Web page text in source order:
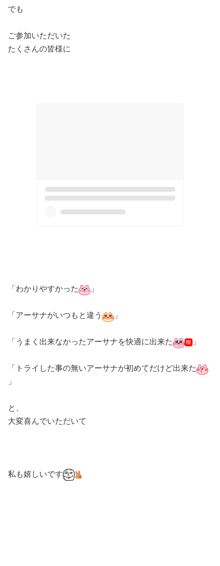
でも
ご参加いただいた
たくさんの皆様に
「わかりやすかった 」
「アーサナがいつもと違う 」
「うまく出来なかったアーサナを快適に出来た 」
「トライした事の無いアーサナが初めてだけど出来た
」
と、
大変喜んでいただいて
私も嬉しいです